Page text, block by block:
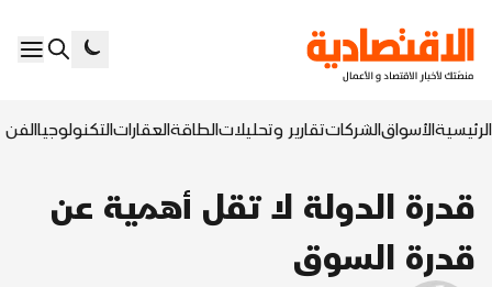
الرئيسيةالأسواقالشركاتتقارير وتحليلاتالطاقةالعقاراتالتكنولوجياالفن
قدرة الدولة لا تقل أهمية عن
قدرة السوق